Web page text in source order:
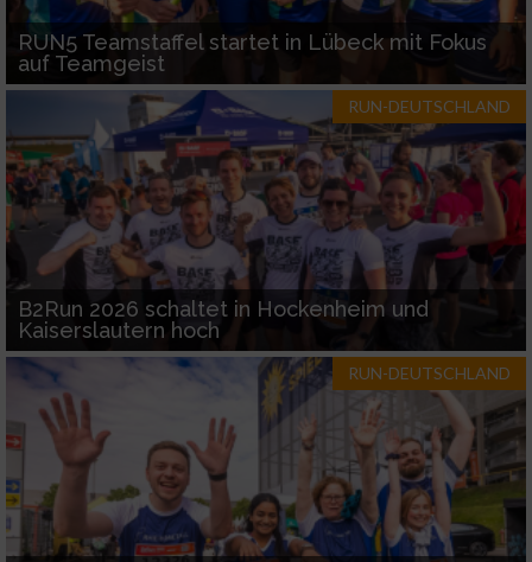
RUN5 Teamstaffel startet in Lübeck mit Fokus
auf Teamgeist
RUN-DEUTSCHLAND
B2Run 2026 schaltet in Hockenheim und
Kaiserslautern hoch
RUN-DEUTSCHLAND